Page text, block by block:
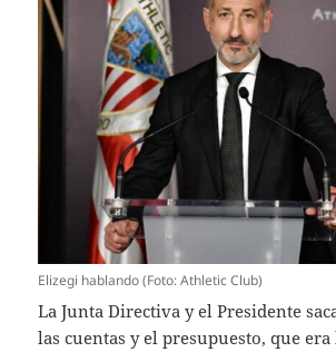
Elizegi hablando (Foto: Athletic Club)
La Junta Directiva y el Presidente
las cuentas y el presupuesto, que